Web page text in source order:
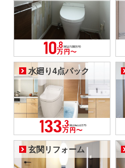
水廻り4点パック
玄関リフォーム